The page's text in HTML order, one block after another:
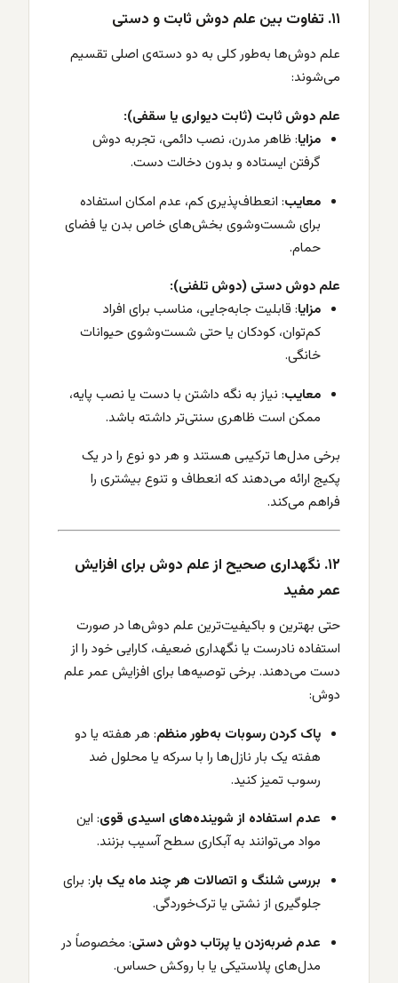
۱۱. تفاوت بین علم دوش ثابت و دستی
علم دوش‌ها به‌طور کلی به دو دسته‌ی اصلی تقسیم
می‌شوند:
علم دوش ثابت (ثابت دیواری یا سقفی):
مزایا: ظاهر مدرن، نصب دائمی، تجربه دوش
گرفتن ایستاده و بدون دخالت دست.
معایب: انعطاف‌پذیری کم، عدم امکان استفاده
برای شست‌وشوی بخش‌های خاص بدن یا فضای
حمام.
علم دوش دستی (دوش تلفنی):
مزایا: قابلیت جابه‌جایی، مناسب برای افراد
کم‌توان، کودکان یا حتی شست‌وشوی حیوانات
خانگی.
معایب: نیاز به نگه داشتن با دست یا نصب پایه،
ممکن است ظاهری سنتی‌تر داشته باشد.
برخی مدل‌ها ترکیبی هستند و هر دو نوع را در یک
پکیج ارائه می‌دهند که انعطاف و تنوع بیشتری را
فراهم می‌کند.
۱۲. نگهداری صحیح از علم دوش برای افزایش
عمر مفید
حتی بهترین و باکیفیت‌ترین علم دوش‌ها در صورت
استفاده نادرست یا نگهداری ضعیف، کارایی خود را از
دست می‌دهند. برخی توصیه‌ها برای افزایش عمر علم
دوش:
پاک کردن رسوبات به‌طور منظم: هر هفته یا دو
هفته یک بار نازل‌ها را با سرکه یا محلول ضد
رسوب تمیز کنید.
عدم استفاده از شوینده‌های اسیدی قوی: این
مواد می‌توانند به آبکاری سطح آسیب بزنند.
بررسی شلنگ و اتصالات هر چند ماه یک بار: برای
جلوگیری از نشتی یا ترک‌خوردگی.
عدم ضربه‌زدن یا پرتاب دوش دستی: مخصوصاً در
مدل‌های پلاستیکی یا با روکش حساس.